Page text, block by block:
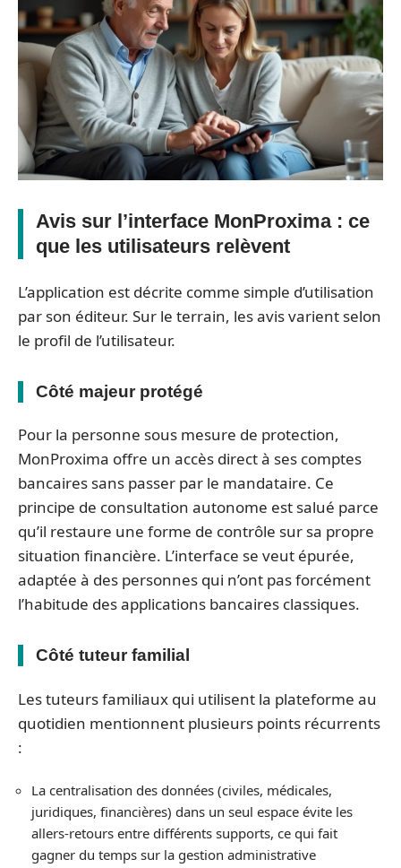
Avis sur l’interface MonProxima : ce
que les utilisateurs relèvent
L’application est décrite comme simple d’utilisation
par son éditeur. Sur le terrain, les avis varient selon
le profil de l’utilisateur.
Côté majeur protégé
Pour la personne sous mesure de protection,
MonProxima offre un accès direct à ses comptes
bancaires sans passer par le mandataire. Ce
principe de consultation autonome est salué parce
qu’il restaure une forme de contrôle sur sa propre
situation financière. L’interface se veut épurée,
adaptée à des personnes qui n’ont pas forcément
l’habitude des applications bancaires classiques.
Côté tuteur familial
Les tuteurs familiaux qui utilisent la plateforme au
quotidien mentionnent plusieurs points récurrents
:
La centralisation des données (civiles, médicales,
juridiques, financières) dans un seul espace évite les
allers-retours entre différents supports, ce qui fait
gagner du temps sur la gestion administrative